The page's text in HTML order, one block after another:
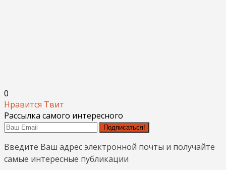
0
Нравится Твит
Рассылка самого интересного
Подписаться!
Введите Ваш адрес электронной почты и получайте
самые интересные публикации